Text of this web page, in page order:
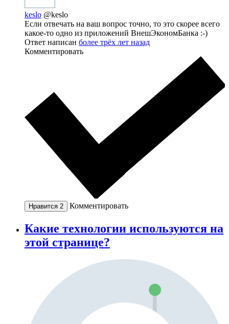
keslo @keslo
Если отвечать на ваш вопрос точно, то это скорее всего
какое-то одно из приложений ВнешЭкономБанка :-)
Ответ написан более трёх лет назад
Комментировать
Нравится 2 Комментировать
Какие технологии используются на
этой странице?